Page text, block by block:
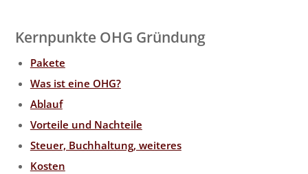
Kernpunkte OHG Gründung
Pakete
Was ist eine OHG?
Ablauf
Vorteile und Nachteile
Steuer, Buchhaltung, weiteres
Kosten